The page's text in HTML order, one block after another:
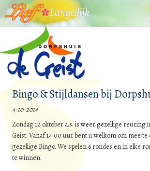
Home Zoeken
Bingo & Stijldansen bij
4-10-2014
Zondag 12 oktober a.s. is weer gezellige reuring
Geist. Vanaf 14.00 uur bent u welkom om mee te
gezellige Bingo. We spelen 6 rondes en in elke
te winnen.